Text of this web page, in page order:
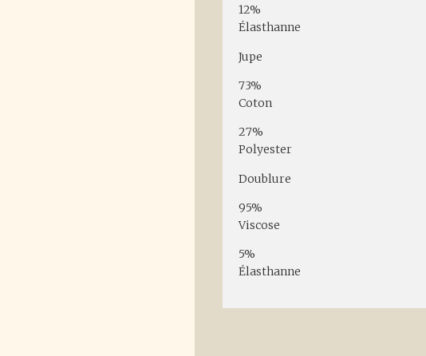
12%
Élasthanne
Jupe
73%
Coton
27%
Polyester
Doublure
95%
Viscose
5%
Élasthanne